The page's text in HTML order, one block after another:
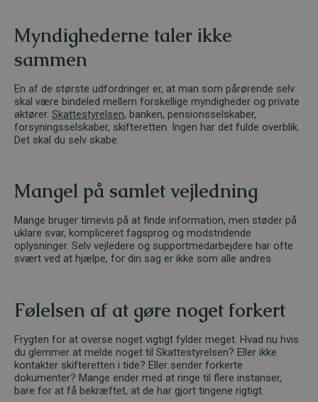
Myndighederne taler ikke
sammen
En af de største udfordringer er, at man som pårørende selv
skal være bindeled mellem forskellige myndigheder og private
aktører. Skattestyrelsen, banken, pensionsselskaber,
forsyningsselskaber, skifteretten. Ingen har det fulde overblik.
Det skal du selv skabe.
Mangel på samlet vejledning
Mange bruger timevis på at finde information, men støder på
uklare svar, kompliceret fagsprog og modstridende
oplysninger. Selv vejledere og supportmedarbejdere har ofte
svært ved at hjælpe, for din sag er ikke som alle andres.
Følelsen af at gøre noget forkert
Frygten for at overse noget vigtigt fylder meget. Hvad nu hvis
du glemmer at melde noget til Skattestyrelsen? Eller ikke
kontakter skifteretten i tide? Eller sender forkerte
dokumenter? Mange ender med at ringe til flere instanser,
bare for at få bekræftet, at de har gjort tingene rigtigt.